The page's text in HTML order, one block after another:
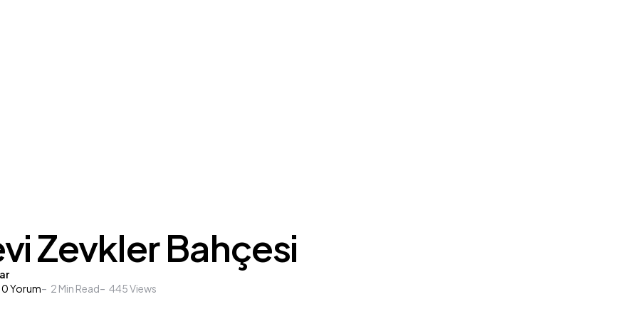
Zevkler Bahçesi
0Yorum 2 Min Read 445Views